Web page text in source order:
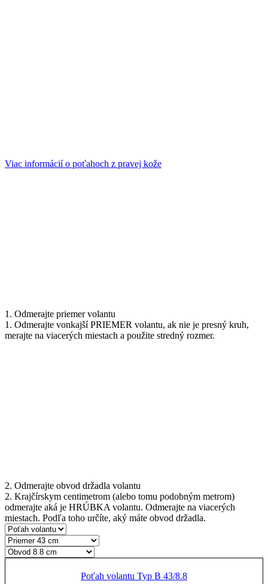
Viac informácií o poťahoch z pravej kože
1. Odmerajte priemer volantu
1. Odmerajte vonkajší PRIEMER volantu, ak nie je presný kruh,
merajte na viacerých miestach a použite stredný rozmer.
2. Odmerajte obvod držadla volantu
2. Krajčírskym centimetrom (alebo tomu podobným metrom)
odmerajte aká je HRÚBKA volantu. Odmerajte na viacerých
miestach. Podľa toho určíte, aký máte obvod držadla.
Poťah volantu Typ B 43/8.8